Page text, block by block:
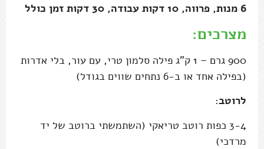
6 מנות, פרווה, 10 דקות עבודה, 30 דקות זמן כולל
מצרכים:
900 גרם – 1 ק"ג פילה סלמון טרי, עם עור, בלי אדרות
(בפילה אחד או ב-6 נתחים שווים בגודל)
לרוטב:
3-4 כפות רוטב טריאקי (השתמשתי ברוטב של יד
מרדכי)